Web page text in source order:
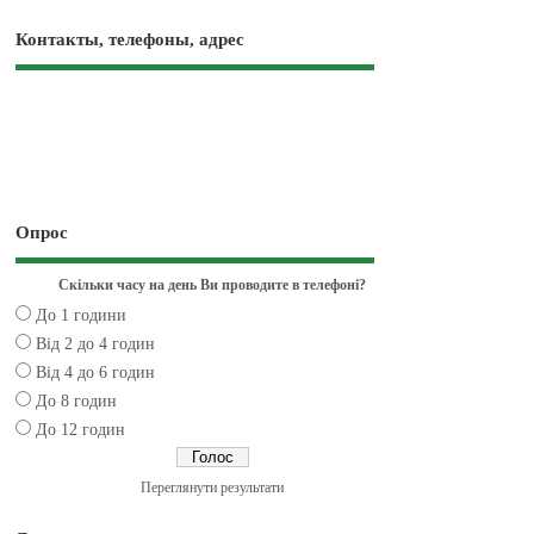
Контакты, телефоны, адрес
Опрос
Скільки часу на день Ви проводите в телефоні?
До 1 години
Від 2 до 4 годин
Від 4 до 6 годин
До 8 годин
До 12 годин
Переглянути результати